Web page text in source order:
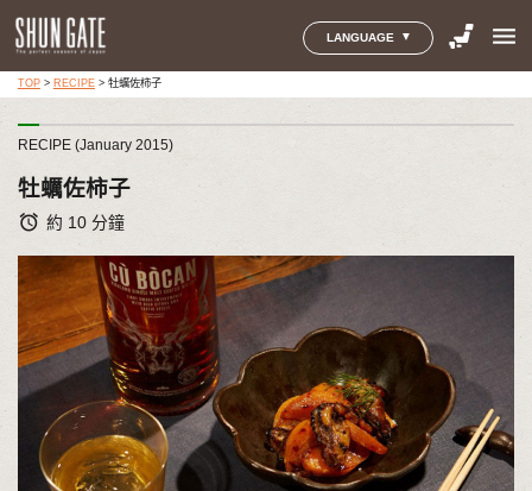
LANGUAGE menu
TOP> RECIPE> 牡蠣佐柿子
RECIPE (January 2015)
牡蠣佐柿子
alarm 約 10 分鐘